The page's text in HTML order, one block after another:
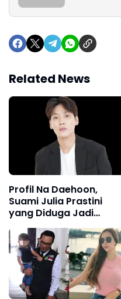
Related News
Profil Na Daehoon,
Suami Julia Prastini
yang Diduga Jadi
Korban Perselingkuhan
Istri